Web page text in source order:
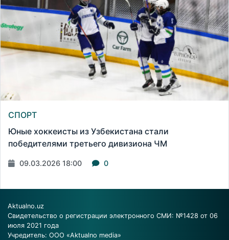
СПОРТ
Юные хоккеисты из Узбекистана стали
победителями третьего дивизиона ЧМ
09.03.2026 18:00 0
Aktualno.uz
Свидетельство о регистрации электронного СМИ: №1428 от 06
июля 2021 года
Учредитель: ООО «Aktualno media»